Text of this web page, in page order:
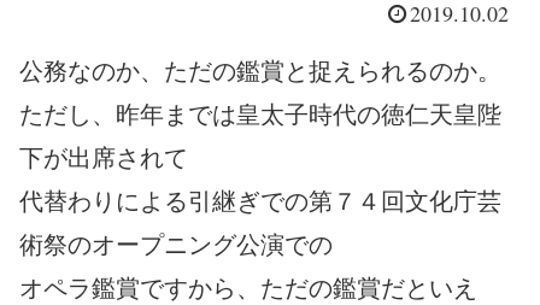
2019.10.02
公務なのか、ただの鑑賞と捉えられるのか。
ただし、昨年までは皇太子時代の徳仁天皇陛
下が出席されて
代替わりによる引継ぎでの第７４回文化庁芸
術祭のオープニング公演での
オペラ鑑賞ですから、ただの鑑賞だといえ